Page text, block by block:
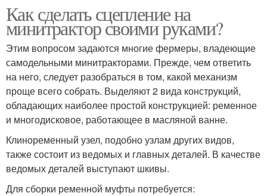
Как сделать сцепление на
минитрактор своими руками?
Этим вопросом задаются многие фермеры, владеющие
самодельными минитракторами. Прежде, чем ответить
на него, следует разобраться в том, какой механизм
проще всего собрать. Выделяют 2 вида конструкций,
обладающих наиболее простой конструкцией: ременное
и многодисковое, работающее в масляной ванне.
Клиноременный узел, подобно узлам других видов,
также состоит из ведомых и главных деталей. В качестве
ведомых деталей выступают шкивы.
Для сборки ременной муфты потребуется: